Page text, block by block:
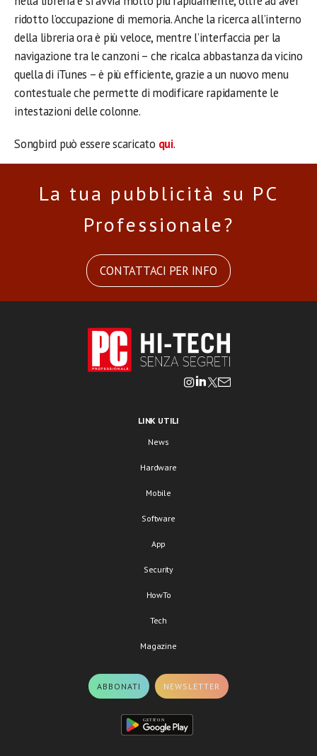
ridotto l’occupazione di memoria. Anche la ricerca all’interno
della libreria ora è più veloce, mentre l’interfaccia per la
navigazione tra le canzoni – che ricalca abbastanza da vicino
quella di iTunes – è più efficiente, grazie a un nuovo menu
contestuale che permette di modificare rapidamente le
intestazioni delle colonne.
Songbird può essere scaricato qui.
La tua pubblicità su PC
Professionale?
CONTATTACI PER INFO
LINK UTILI
News
Hardware
Mobile
Software
App
Security
HowTo
Tech
Magazine
ABBONATI NEWSLETTER